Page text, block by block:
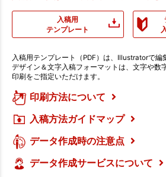
入稿用
テンプレート
入稿用テンプレート（PDF）は、Illustratorで編
デザイン＆文字入稿フォーマットは、文字や数
印刷をご指定いただけます。
印刷方法について
入稿方法ガイドマップ
データ作成時の注意点
データ作成サービスについて